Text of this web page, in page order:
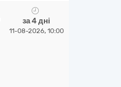
за 4 дні
11-08-2026, 10:00